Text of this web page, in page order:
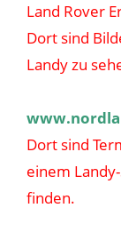
Land Rover
Dort sind
Landy zu
Dort sind
einem
finden.